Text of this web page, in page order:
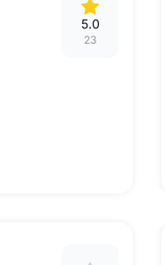
5.0
23